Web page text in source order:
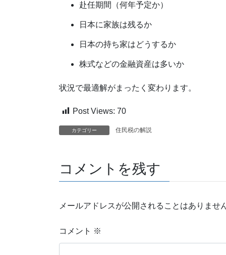
赴任期間（何年予定か）
日本に家族は残るか
日本の持ち家はどうするか
株式などの金融資産は多いか
状況で最適解がまったく変わります。
Post Views: 70
カテゴリー 住民税の解説
コメントを残す
メールアドレスが公開されることはありませ
コメント ※